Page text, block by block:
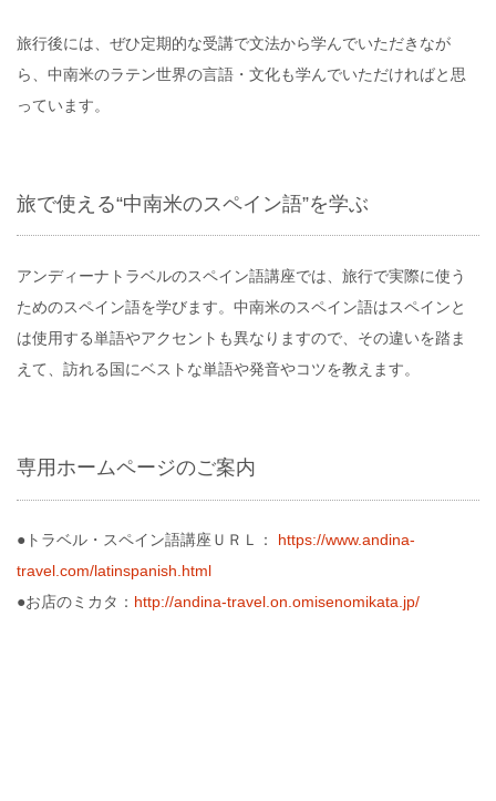
旅行後には、ぜひ定期的な受講で文法から学んでいただきなが
ら、中南米のラテン世界の言語・文化も学んでいただければと思
っています。
旅で使える“中南米のスペイン語”を学ぶ
アンディーナトラベルのスペイン語講座では、旅行で実際に使う
ためのスペイン語を学びます。中南米のスペイン語はスペインと
は使用する単語やアクセントも異なりますので、その違いを踏ま
えて、訪れる国にベストな単語や発音やコツを教えます。
専用ホームページのご案内
●トラベル・スペイン語講座ＵＲＬ： https://www.andina-
travel.com/latinspanish.html
●お店のミカタ： http://andina-travel.on.omisenomikata.jp/